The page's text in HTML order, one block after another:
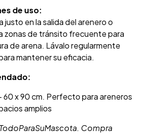
de uso:
justo en la salida del arenero o
zonas de tránsito frecuente para
de arena. Lávalo regularmente
mantener su eficacia.
60 x 90 cm. Perfecto para areneros
amplios
Compra